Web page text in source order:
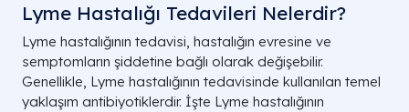
Lyme Hastalığı Tedavileri Nelerdir?
Lyme hastalığının tedavisi, hastalığın evresine ve
semptomların şiddetine bağlı olarak değişebilir.
Genellikle, Lyme hastalığının tedavisinde kullanılan temel
yaklaşım antibiyotiklerdir. İşte Lyme hastalığının